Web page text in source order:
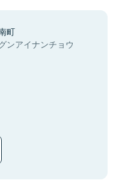
町
ンアイナンチョウ